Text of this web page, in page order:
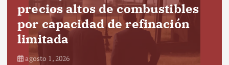
precios altos de combustibles
por capacidad de refinación
limitada
agosto 1, 2026